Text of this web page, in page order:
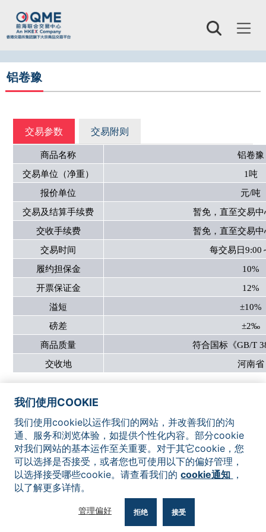
Toggle
我们使用COOKIE
我们使用cookie以运作我们的网站，并改善我们的沟
通、服务和浏览体验，如提供个性化内容。部分cookie
对我们网站的基本运作至关重要。对于其它cookie，您
可以选择是否接受，或者您也可使用以下的偏好管理，
以选择接受哪些cookie。请查看我们的cookie通知 ，
以了解更多详情。
管理偏好 拒绝 接受
铝卷豫
交易参数 交易附则
商品名称
铝卷豫
交易单位（净重）
1吨
报价单位
元/吨
交易及结算手续费
暂免，直至交易
交收手续费
暂免，直至交易
交易时间
每交易日9:00
履约担保金
10%
开票保证金
12%
溢短
±10%
磅差
±2‰
商品质量
符合国标《GB/T
交收地
河南省
隐私政策
粤ICP备17008009号
粤公网安备 44030502003349